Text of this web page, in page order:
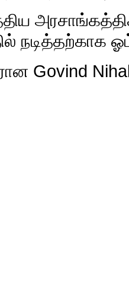
அரசாங்கத்திக்
நடித்தற்காக
Govind